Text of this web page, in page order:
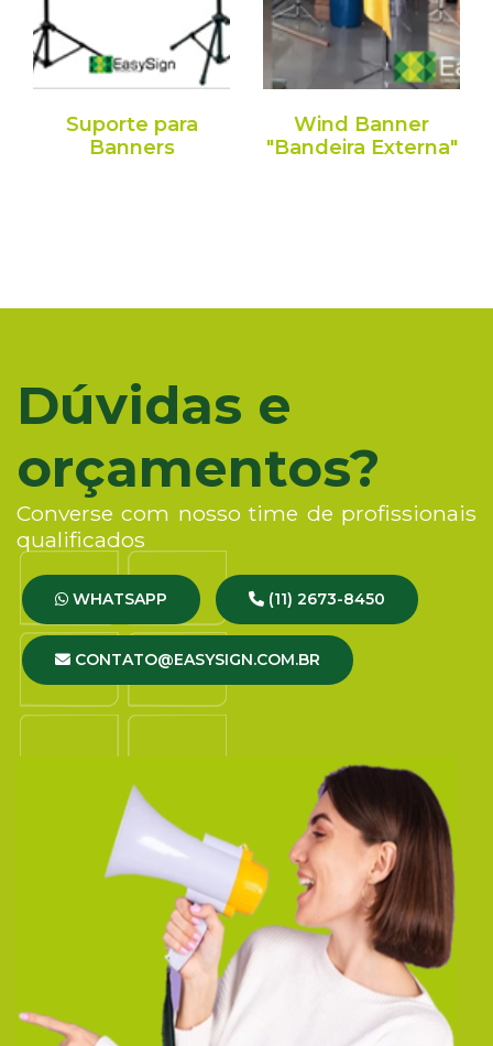
Suporte para
Banners
Wind Banner
"Bandeira Externa"
Dúvidas e
orçamentos?
Converse com nosso time de profissionais
qualificados
WHATSAPP (11) 2673-8450
CONTATO@EASYSIGN.COM.BR